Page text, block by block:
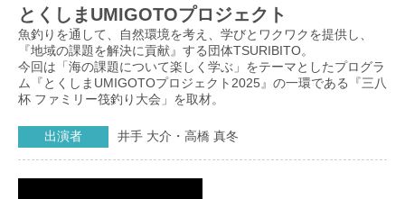
とくしまUMIGOTOプロジェクト
魚釣りを通して、自然環境を考え、学びとワクワクを提供し、
『地域の課題を解決に貢献』する団体TSURIBITO。
今回は「海の課題について楽しく学ぶ」をテーマとしたプログラ
ム『とくしまUMIGOTOプロジェクト2025』の一環である『三八
杯 ファミリー筏釣り大会」を取材。
出演者 井手 大介・高橋 真冬